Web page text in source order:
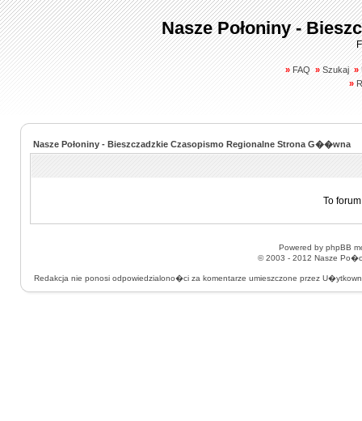
Nasze Połoniny -
» FAQ » Szukaj »
»
Nasze Połoniny - Bieszczadzkie Czasopismo Regionalne Strona G��wna
To
Powered by phpBB
© 2003 - 2012 Nasze
Redakcja nie ponosi odpowiedzialono�ci za komentarze umieszczone przez